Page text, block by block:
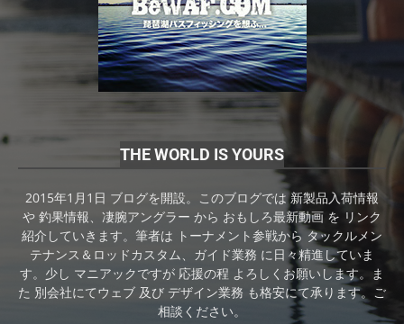
THE WORLD IS YOURS
2015年1月1日 ブログを開設。このブログでは 新製品入荷情報
や 釣果情報、凄腕アングラー から おもしろ最新動画 を リンク
紹介していきます。筆者は トーナメント参戦から タックルメン
テナンス＆ロッドカスタム、ガイド業務 に日々精進していま
す。少し マニアックですが 応援の程 よろしくお願いします。ま
た 別会社にてウェブ 及び デザイン業務 も格安にて承ります。ご
相談ください。